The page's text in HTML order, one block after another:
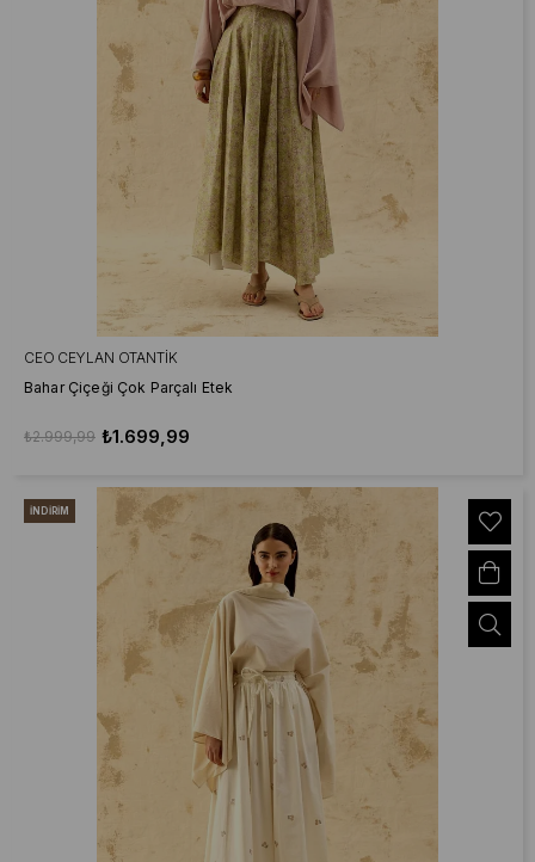
CEO CEYLAN OTANTIK
Bahar Çiçeği Çok Parçalı Etek
₺1.699,99
₺2.999,99
İNDIRIM